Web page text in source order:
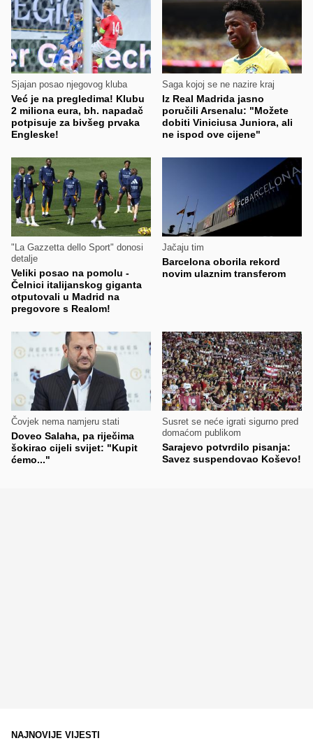
Sjajan posao njegovog kluba
Već je na pregledima! Klubu
2 miliona eura, bh. napadač
potpisuje za bivšeg prvaka
Engleske!
Saga kojoj se ne nazire kraj
Iz Real Madrida jasno
poručili Arsenalu: "Možete
dobiti Viniciusa Juniora, ali
ne ispod ove cijene"
"La Gazzetta dello Sport" donosi
detalje
Veliki posao na pomolu -
Čelnici italijanskog giganta
otputovali u Madrid na
pregovore s Realom!
Jačaju tim
Barcelona oborila rekord
novim ulaznim transferom
Čovjek nema namjeru stati
Doveo Salaha, pa riječima
šokirao cijeli svijet: "Kupit
ćemo..."
Susret se neće igrati sigurno pred
domaćom publikom
Sarajevo potvrdilo pisanja:
Savez suspendovao Koševo!
NAJNOVIJE VIJESTI